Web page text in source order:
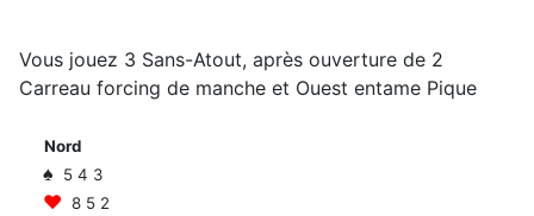
Vous jouez 3 Sans-Atout, après ouverture de 2
Carreau forcing de manche et Ouest entame Pique
Nord
♠ 5 4 3
♥ 8 5 2